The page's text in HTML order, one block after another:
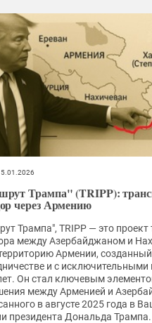
Трампа" (TRIPP):
через Армению
Трампа", TRIPP — это проект
между Азербайджаном и
Армении,
и с
Он стал ключевым
между Арменией и
в августе 2025 года в
президента Дональда Трампа.